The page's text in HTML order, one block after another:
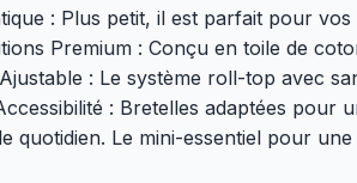
: Plus petit, il est parfait pour
Premium : Conçu en toile de
: Le système roll-top avec
: Bretelles adaptées pour
quotidien. Le mini-essentiel pour